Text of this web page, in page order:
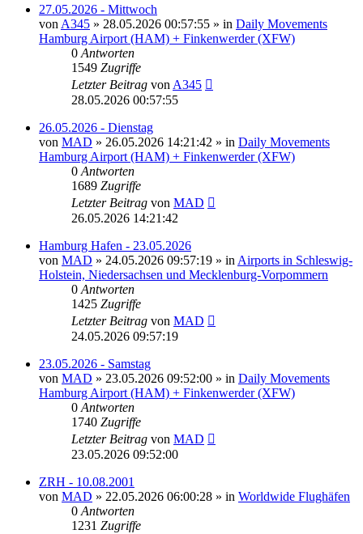
27.05.2026 - Mittwoch
von A345 » 28.05.2026 00:57:55 » in Daily Movements
Hamburg Airport (HAM) + Finkenwerder (XFW)
0 Antworten
1549 Zugriffe
Letzter Beitrag von A345
28.05.2026 00:57:55
26.05.2026 - Dienstag
von MAD » 26.05.2026 14:21:42 » in Daily Movements
Hamburg Airport (HAM) + Finkenwerder (XFW)
0 Antworten
1689 Zugriffe
Letzter Beitrag von MAD
26.05.2026 14:21:42
Hamburg Hafen - 23.05.2026
von MAD » 24.05.2026 09:57:19 » in Airports in Schleswig-
Holstein, Niedersachsen und Mecklenburg-Vorpommern
0 Antworten
1425 Zugriffe
Letzter Beitrag von MAD
24.05.2026 09:57:19
23.05.2026 - Samstag
von MAD » 23.05.2026 09:52:00 » in Daily Movements
Hamburg Airport (HAM) + Finkenwerder (XFW)
0 Antworten
1740 Zugriffe
Letzter Beitrag von MAD
23.05.2026 09:52:00
ZRH - 10.08.2001
von MAD » 22.05.2026 06:00:28 » in Worldwide Flughäfen
0 Antworten
1231 Zugriffe